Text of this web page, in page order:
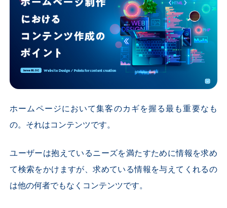
ホームページにおいて集客のカギを握る最も重要なも
の。それはコンテンツです。
ユーザーは抱えているニーズを満たすために情報を求め
て検索をかけますが、求めている情報を与えてくれるの
は他の何者でもなくコンテンツです。